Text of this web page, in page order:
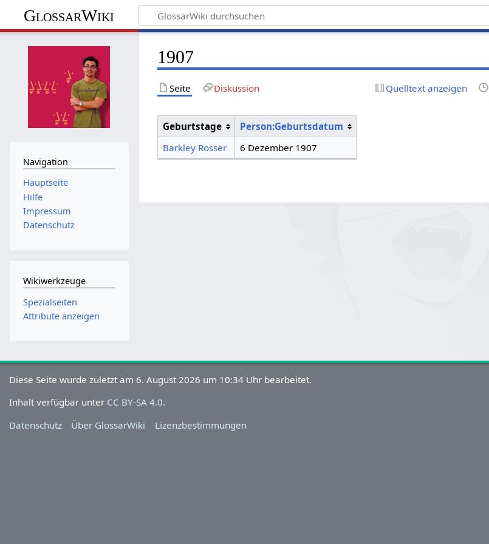
GlossarWiki
1907
Seite Diskussion Quelltext anzeigen
Geburtstage
Person:Geburtsdatum
Barkley Rosser
6 Dezember 1907
Navigation
Hauptseite
Hilfe
Impressum
Datenschutz
Wikiwerkzeuge
Spezialseiten
Attribute anzeigen
Diese Seite wurde zuletzt am 6. August 2026 um 10:34 Uhr bearbeitet.
Inhalt verfügbar unter CC BY-SA 4.0.
Datenschutz
Über GlossarWiki Lizenzbestimmungen